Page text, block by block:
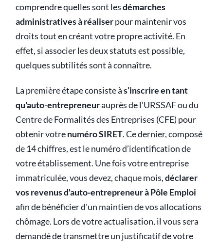
comprendre quelles sont lesdémarches
administratives à réaliserpour maintenir vos
droits tout en créant votre propre activité. En
effet, si associer les deux statuts est possible,
quelques subtilités sont à connaître.
La première étape consiste às’inscrire en tant
qu'auto-entrepreneurauprès de l’URSSAF ou du
Centre de Formalités des Entreprises (CFE) pour
obtenir votrenuméro SIRET. Ce dernier, composé
de 14 chiffres, est le numéro d’identification de
votre établissement. Une fois votre entreprise
immatriculée, vous devez, chaque mois,déclarer
vos revenus d'auto-entrepreneur à Pôle Emploi
afin de bénéficier d'un maintien de vos allocations
chômage. Lors de votre actualisation, il vous sera
demandé de transmettre un justificatif de votre